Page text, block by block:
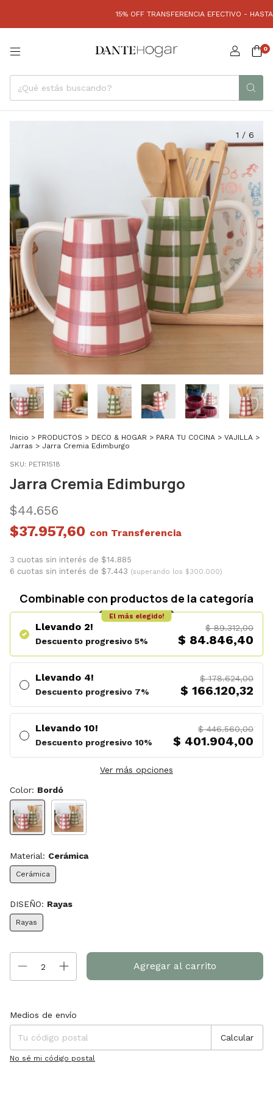
15% OFF TRANSFERENCIA EFECTIVO - HASTA
0
1 / 6
Inicio > PRODUCTOS > DECO & HOGAR > PARA TU COCINA > VAJILLA >
Jarras > Jarra Cremia Edimburgo
SKU: PETR1518
Jarra Cremia Edimburgo
$44.656
$37.957,60 con
3 cuotas sin interés de $14.885
6 cuotas sin interés de $7.443 (superando los $300.000)
Combinable con productos de la categoría
Llevando 2!
Descuento progresivo 5%
$ 89.312,00
$ 84.846,40
El más elegido!
Llevando 4!
Descuento progresivo 7%
$ 178.624,00
$ 166.120,32
Llevando 10!
Descuento progresivo 10%
$ 446.560,00
$ 401.904,00
Ver más opciones
Color: Bordó
Material: Cerámica
Cerámica
DISEÑO: Rayas
Rayas
Entregas para el CP:
Medios de envío
Calcular
No sé mi código postal